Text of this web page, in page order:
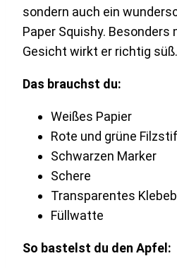
sondern auch ein
Paper Squishy. Besonders
Gesicht wirkt er richtig süß.
Das brauchst du:
Weißes Papier
Rote und grüne
Schwarzen Marker
Schere
Transparentes
Füllwatte
So bastelst du den Apfel: